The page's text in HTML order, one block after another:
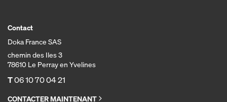
Contact
Doka France SAS
chemin des Iles 3
78610 Le Perray en Yvelines
T06 10 70 04 21
CONTACTER MAINTENANT